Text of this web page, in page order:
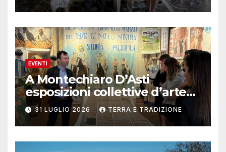
EVENTI
A Montechiaro D’Asti
esposizioni collettive d’arte
contemporanea
31 LUGLIO 2026 TERRA E TRADIZIONE